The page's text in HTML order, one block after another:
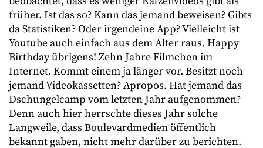
früher. Ist das so? Kann das jemand beweisen? Gibts
da Statistiken? Oder irgendeine App? Vielleicht ist
Youtube auch einfach aus dem Alter raus. Happy
Birthday übrigens! Zehn Jahre Filmchen im
Internet. Kommt einem ja länger vor. Besitzt noch
jemand Videokassetten? Apropos. Hat jemand das
Dschungelcamp vom letzten Jahr aufgenommen?
Denn auch hier herrschte dieses Jahr solche
Langweile, dass Boulevardmedien öffentlich
bekannt gaben, nicht mehr darüber zu berichten.